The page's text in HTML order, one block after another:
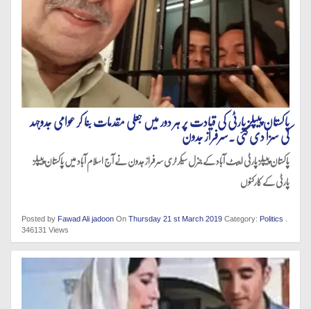
پاکستان پیپلز پارٹی کی قیادت پر ہر دور میں جعلی مقدمات بنا کر عوامی جدوجہد
کی سزا دی گئی .سرفراز جدون
پاکستان پیپلز پارٹی ایبٹ آباد کے جنرل سیکرٹری سرفراز جدون نے آج اسلام آباد میں پاکستان پیپلز
پارٹی کے کارکنوں
Posted by Fawad Ali jadoon On Thursday 21 st March 2019 Category: Politics
346131 Views